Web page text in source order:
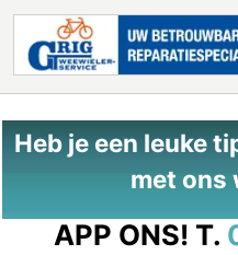
Heb je een leuke
met ons
APP ONS! T.